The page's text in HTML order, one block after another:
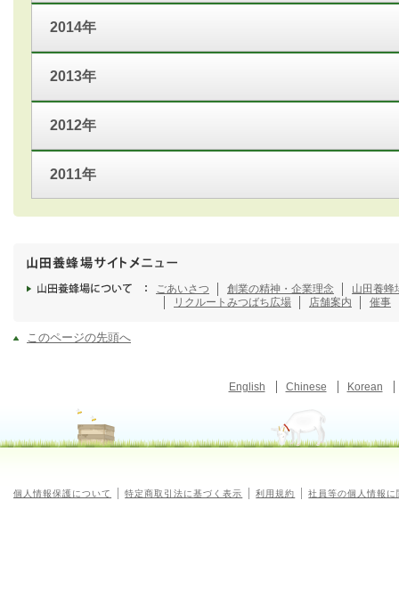
2014年
2013年
2012年
2011年
ごあいさつ 創業の精神・企業理念
山田養蜂
リクルート みつばち広場 店舗案内 催事
このページの先頭へ
English Chinese Korean
個人情報保護について 特定商取引法に基づく表示 利用規約 社員等の個人情報